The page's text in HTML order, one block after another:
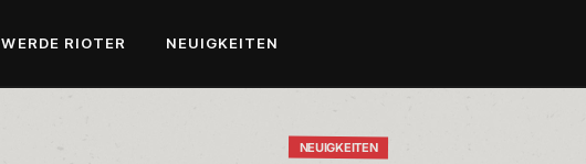
WERDE RIOTER NEUIGKEITEN
NEUIGKEITEN